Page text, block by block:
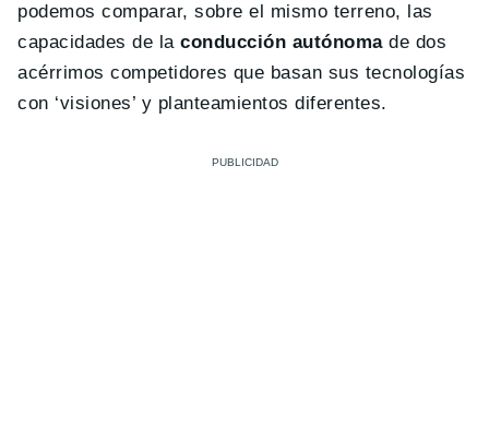
podemos comparar, sobre el mismo terreno, las
capacidades de laconducción autónomade dos
acérrimos competidores que basan sus tecnologías
con ‘visiones’ y planteamientos diferentes.